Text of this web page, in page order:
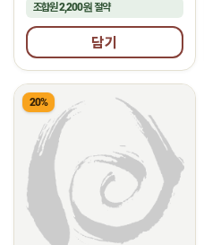
조합원2,200원 절약
담기
20%